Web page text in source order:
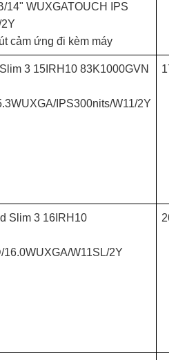
14" WUXGATOUCH IPS
cảm ứng đi kèm máy
3 15IRH10 83K1000GVN
IPS300nits/W11/2Y
Slim 3 16IRH10
W11SL/2Y